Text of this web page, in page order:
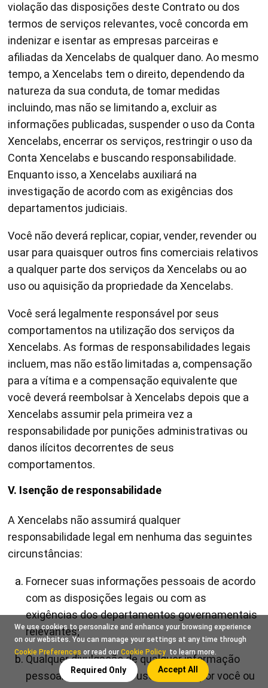
violação das disposições deste Contrato ou dos
termos de serviços relevantes, você concorda em
indenizar e isentar as empresas parceiras e
afiliadas da Xencelabs de qualquer dano. Ao mesmo
tempo, a Xencelabs tem o direito, dependendo da
natureza da sua conduta, de tomar medidas
incluindo, mas não se limitando a, excluir as
informações publicadas, suspender o uso da Conta
Xencelabs, encerrar os serviços, restringir o uso da
Conta Xencelabs e buscando responsabilidade.
Enquanto isso, a Xencelabs auxiliará na
investigação de acordo com as exigências dos
departamentos judiciais.
Você não deverá replicar, copiar, vender, revender ou
usar para quaisquer outros fins comerciais relativos
a qualquer parte dos serviços da Xencelabs ou ao
uso ou aquisição da propriedade da Xencelabs.
Você será legalmente responsável por seus
comportamentos na utilização dos serviços da
Xencelabs. As formas de responsabilidades legais
incluem, mas não estão limitadas a, compensação
para a vítima e a compensação equivalente que
você deverá reembolsar à Xencelabs depois que a
Xencelabs assumir pela primeira vez a
responsabilidade por punições administrativas ou
danos ilícitos decorrentes de seus
comportamentos.
V. Isenção de responsabilidade
A Xencelabs não assumirá qualquer
responsabilidade legal em nenhuma das seguintes
circunstâncias:
Fornecer suas informações pessoais de acordo
com as disposições legais ou com as
exigências dos departamentos governamentais
relevantes;
Qualquer divulgação de qualquer informação
pessoal decorrente de uso indevido por você ou
We use cookies to personalize and enhance your browsing experience
on our websites. You can manage your settings at any time through
Cookie Preferences or read our Cookie Policy to learn more.
Required Only Accept All